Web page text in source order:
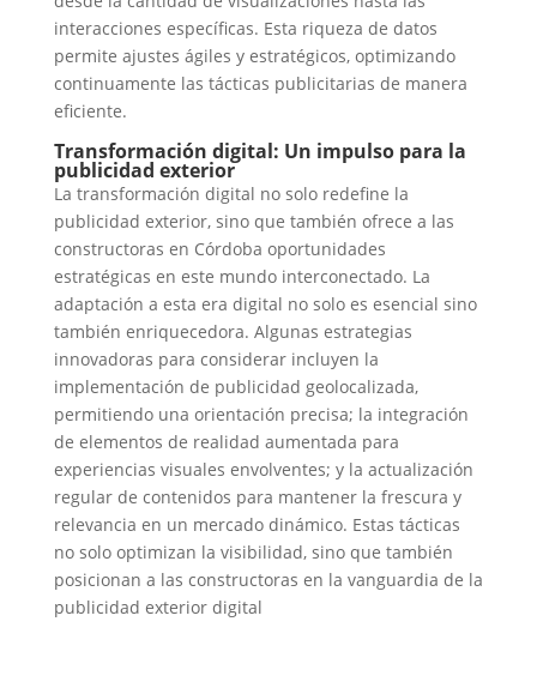
interacciones específicas. Esta riqueza de datos
permite ajustes ágiles y estratégicos, optimizando
continuamente las tácticas publicitarias de manera
eficiente.
Transformación digital: Un impulso para la
publicidad exterior
La transformación digital no solo redefine la
publicidad exterior, sino que también ofrece a las
constructoras en Córdoba oportunidades
estratégicas en este mundo interconectado. La
adaptación a esta era digital no solo es esencial sino
también enriquecedora. Algunas estrategias
innovadoras para considerar incluyen la
implementación de publicidad geolocalizada,
permitiendo una orientación precisa; la integración
de elementos de realidad aumentada para
experiencias visuales envolventes; y la actualización
regular de contenidos para mantener la frescura y
relevancia en un mercado dinámico. Estas tácticas
no solo optimizan la visibilidad, sino que también
posicionan a las constructoras en la vanguardia de la
publicidad exterior digital